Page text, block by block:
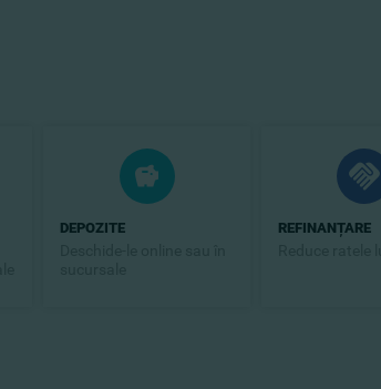
DEPOZITE REFINANȚARE